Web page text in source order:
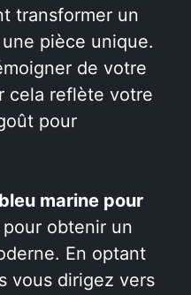
transformer un
pièce unique.
de votre
cela reflète votre
pour
marine pour
obtenir un
En optant
vous dirigez vers